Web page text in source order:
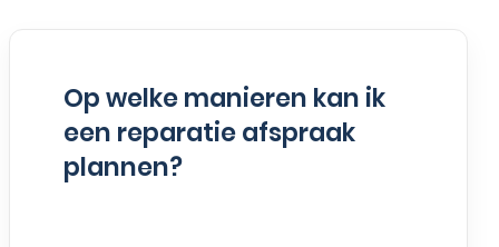
Op welke manieren kan ik
een reparatie afspraak
plannen?